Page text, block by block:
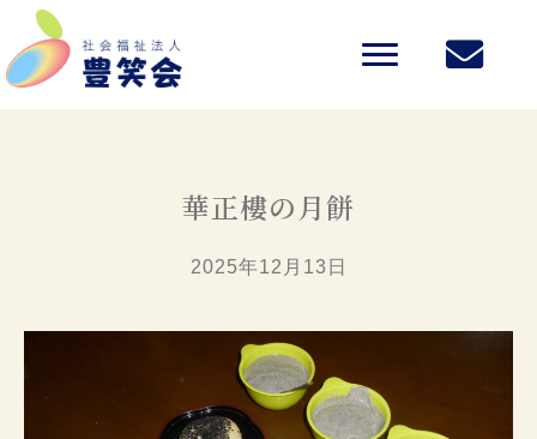
華正樓の月餅
2025年12月13日